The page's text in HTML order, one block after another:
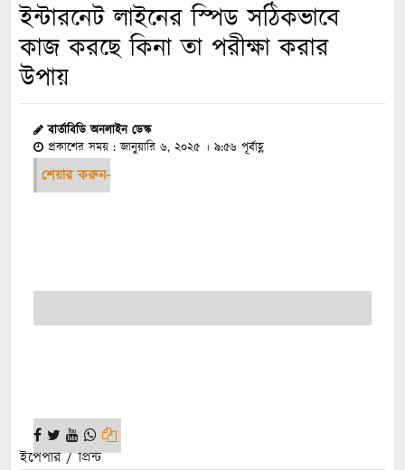
ইন্টারনেট লাইনের স্পিড সঠিকভাবে
কাজ করছে কিনা তা পরীক্ষা করার
উপায়
বার্তাবিডি অনলাইন ডেস্ক
প্রকাশের সময় : জানুয়ারি ৬, ২০২৫ । ৯:৫৬ পূর্বাহ্ণ
শেয়ার করুন-
ইপেপার / প্রিন্ট